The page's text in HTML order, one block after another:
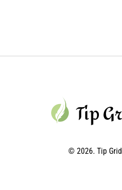
© 2026. Tip Grid